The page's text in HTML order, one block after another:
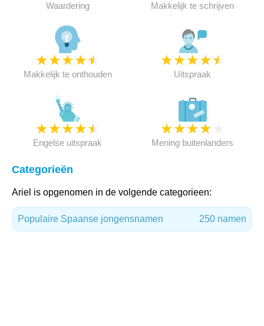
Waardering Makkelijk te schrijven
★★★★★
Makkelijk te onthouden
★★★★★
Uitspraak
★★★★★
Engelse uitspraak
★★★★
Mening buitenlanders
Categorieën
Ariel is opgenomen in de volgende categorieen:
Populaire Spaanse jongensnamen 250 namen